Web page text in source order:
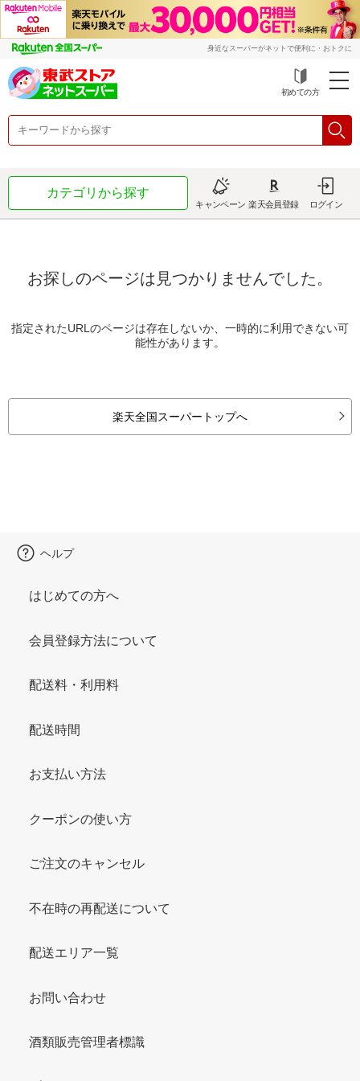
身近なスーパーがネットで便利に・おトクに
初めての方
カテゴリから探す
キャンペーン 楽天会員登録 ログイン
お探しのページは見つかりませんでした。
指定されたURLのページは存在しないか、一時的に利用できない可
能性があります。
楽天全国スーパートップへ
ヘルプ
はじめての方へ
会員登録方法について
配送料・利用料
配送時間
お支払い方法
クーポンの使い方
ご注文のキャンセル
不在時の再配送について
配送エリア一覧
お問い合わせ
酒類販売管理者標識